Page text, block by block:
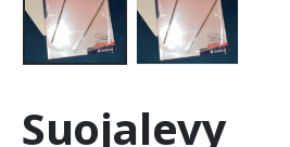
Suojalevy